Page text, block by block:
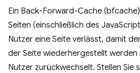
Ein Back-Forward-Cache
Seiten (einschließlich des
Nutzer eine Seite verlässt, damit
der Seite wiederhergestellt werden
Nutzer zurückwechselt. Stellen Sie